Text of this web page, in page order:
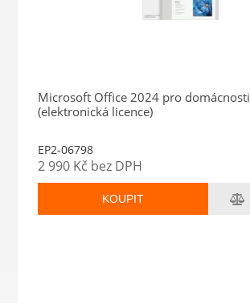
Microsoft Office 2024 pro domácnosti
(elektronická licence)
EP2-06798
2 990 Kč bez DPH
KOUPIT